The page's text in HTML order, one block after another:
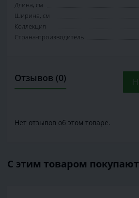
Длина, см
Ширина, см
Коллекция
Страна-производитель
Отзывов (0)
Нет отзывов об этом товаре.
С этим товаром покупают